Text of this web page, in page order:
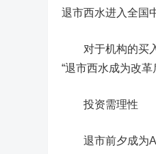
退市西水进入全国
对于机构的买入
“退市西水成为改革
投资需理性
退市前夕成为A